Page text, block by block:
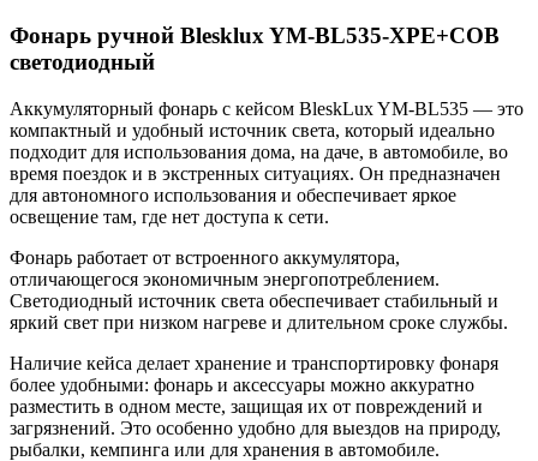
Фонарь ручной Blesklux YM-BL535-XPE+COB
светодиодный
Аккумуляторный фонарь с кейсом BleskLux YM-BL535 — это
компактный и удобный источник света, который идеально
подходит для использования дома, на даче, в автомобиле, во
время поездок и в экстренных ситуациях. Он предназначен
для автономного использования и обеспечивает яркое
освещение там, где нет доступа к сети.
Фонарь работает от встроенного аккумулятора,
отличающегося экономичным энергопотреблением.
Светодиодный источник света обеспечивает стабильный и
яркий свет при низком нагреве и длительном сроке службы.
Наличие кейса делает хранение и транспортировку фонаря
более удобными: фонарь и аксессуары можно аккуратно
разместить в одном месте, защищая их от повреждений и
загрязнений. Это особенно удобно для выездов на природу,
рыбалки, кемпинга или для хранения в автомобиле.